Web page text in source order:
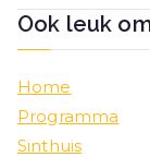
Ook leuk
Home
Programma
Sinthuis